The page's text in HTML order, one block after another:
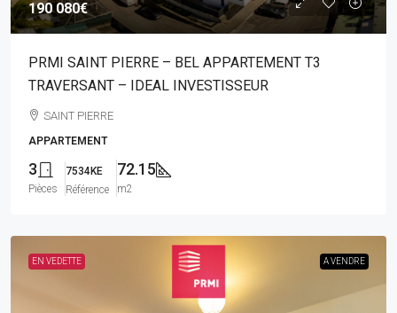
190 080€
PRMI SAINT PIERRE – BEL APPARTEMENT T3
TRAVERSANT – IDEAL INVESTISSEUR
SAINT PIERRE
APPARTEMENT
3
Pièces
7534KE
Référence
72.15
m2
EN VEDETTE A VENDRE